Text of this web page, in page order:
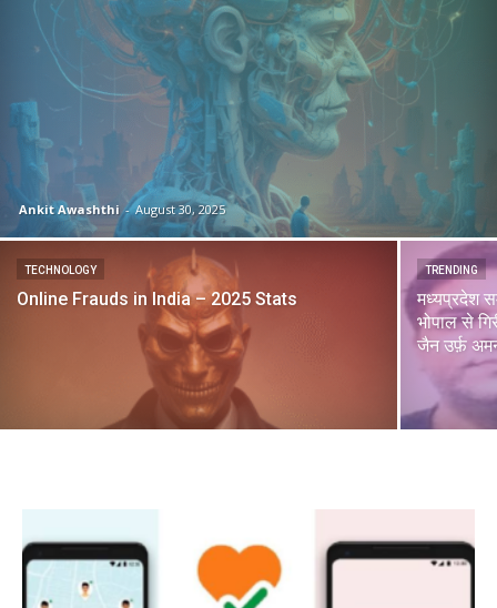
Ankit Awashthi - August 30, 2025
TECHNOLOGY
Online Frauds in India – 2025 Stats
TRENDING
मध्यप्रदेश
भोपाल से
जैन उर्फ़